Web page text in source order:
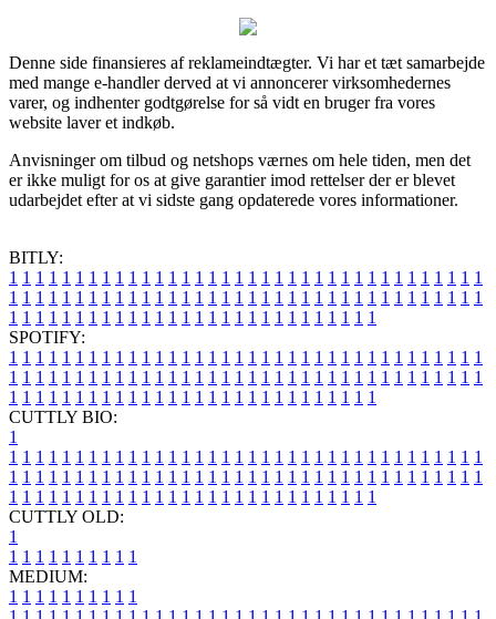
Denne side finansieres af reklameindtægter. Vi har et tæt samarbejde
med mange e-handler derved at vi annoncerer virksomhedernes
varer, og indhenter godtgørelse for så vidt en bruger fra vores
website laver et indkøb.
Anvisninger om tilbud og netshops værnes om hele tiden, men det
er ikke muligt for os at give garantier imod rettelser der er blevet
udarbejdet efter at vi sidste gang opdaterede vores informationer.
BITLY:
1 1 1 1 1 1 1 1 1 1 1 1 1 1 1 1 1 1 1 1 1 1 1 1 1 1 1 1 1 1 1 1 1 1 1 1
1 1 1 1 1 1 1 1 1 1 1 1 1 1 1 1 1 1 1 1 1 1 1 1 1 1 1 1 1 1 1 1 1 1 1 1
1 1 1 1 1 1 1 1 1 1 1 1 1 1 1 1 1 1 1 1 1 1 1 1 1 1 1 1
SPOTIFY:
1 1 1 1 1 1 1 1 1 1 1 1 1 1 1 1 1 1 1 1 1 1 1 1 1 1 1 1 1 1 1 1 1 1 1 1
1 1 1 1 1 1 1 1 1 1 1 1 1 1 1 1 1 1 1 1 1 1 1 1 1 1 1 1 1 1 1 1 1 1 1 1
1 1 1 1 1 1 1 1 1 1 1 1 1 1 1 1 1 1 1 1 1 1 1 1 1 1 1 1
CUTTLY BIO:
1
1 1 1 1 1 1 1 1 1 1 1 1 1 1 1 1 1 1 1 1 1 1 1 1 1 1 1 1 1 1 1 1 1 1 1 1
1 1 1 1 1 1 1 1 1 1 1 1 1 1 1 1 1 1 1 1 1 1 1 1 1 1 1 1 1 1 1 1 1 1 1 1
1 1 1 1 1 1 1 1 1 1 1 1 1 1 1 1 1 1 1 1 1 1 1 1 1 1 1 1
CUTTLY OLD:
1
1 1 1 1 1 1 1 1 1 1
MEDIUM:
1 1 1 1 1 1 1 1 1 1